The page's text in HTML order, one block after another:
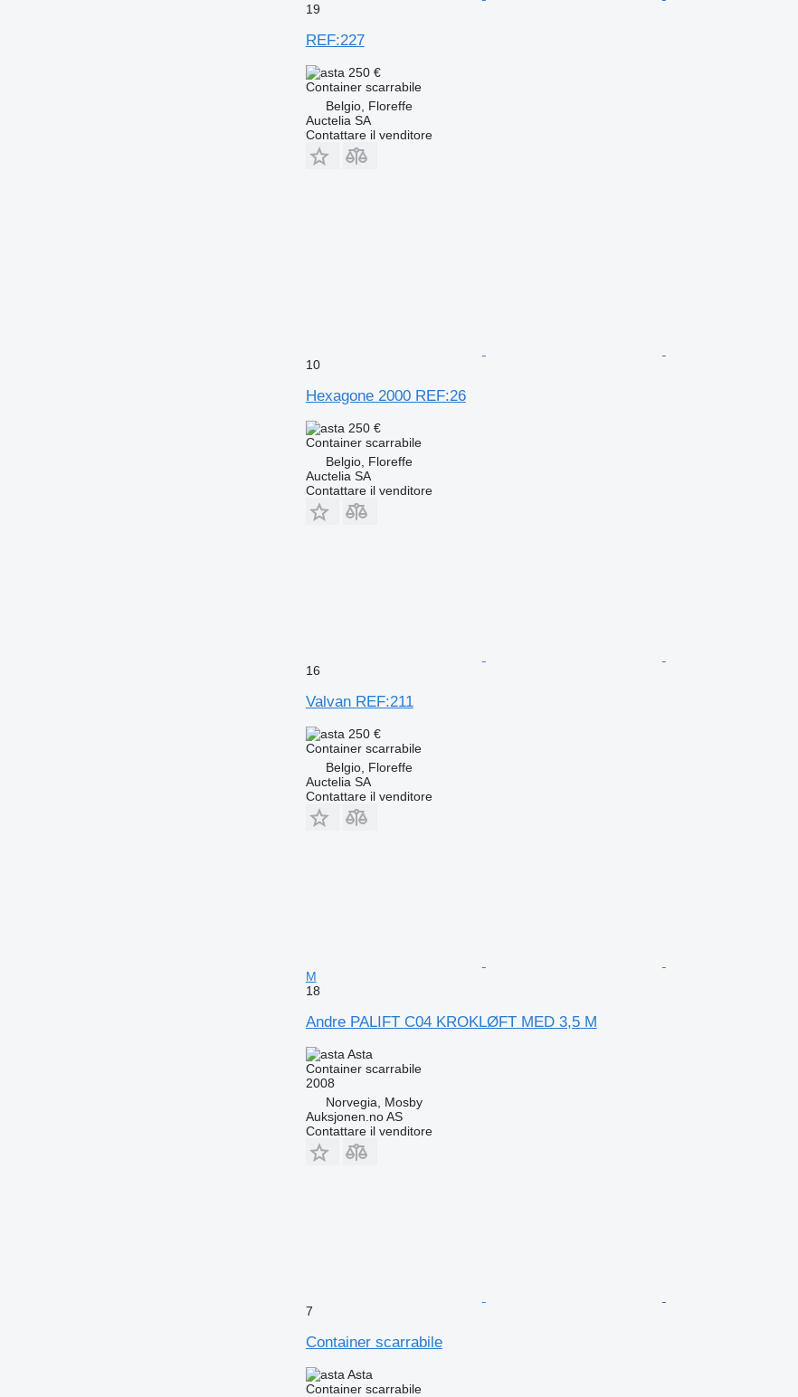
19
REF:227
250 €
Container scarrabile
Belgio, Floreffe
Auctelia SA
Contattare il venditore
10
Hexagone 2000 REF:26
250 €
Container scarrabile
Belgio, Floreffe
Auctelia SA
Contattare il venditore
16
Valvan REF:211
250 €
Container scarrabile
Belgio, Floreffe
Auctelia SA
Contattare il venditore
M
18
Andre PALIFT C04 KROKLØFT MED 3,5 M
Asta
Container scarrabile
2008
Norvegia, Mosby
Auksjonen.no AS
Contattare il venditore
7
Container scarrabile
Asta
Container scarrabile